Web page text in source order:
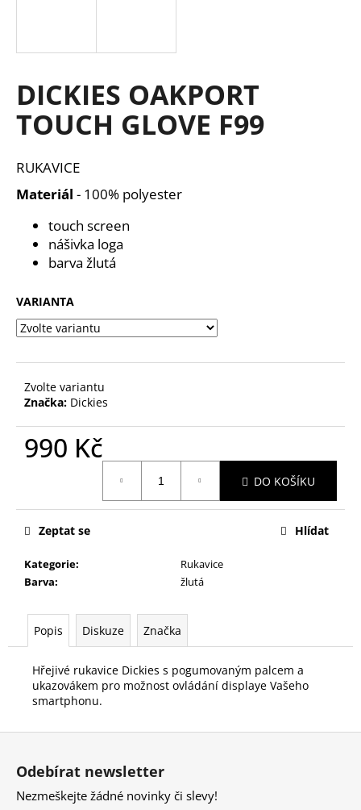
DICKIES OAKPORT
TOUCH GLOVE F99
RUKAVICE
Materiál - 100% polyester
touch screen
nášivka loga
barva žlutá
VARIANTA
Zvolte variantu
Značka: Dickies
990 Kč
DO KOŠÍKU
Kategorie:
Rukavice
Barva: žlutá
Zeptat se Hlídat
Popis Diskuze Značka
Hřejivé rukavice Dickies s pogumovaným palcem a
ukazovákem pro možnost ovládání displaye Vašeho
smartphonu.
í
t
?
HLEDAT
p
o
r
č
u
m
e
Odebírat newsletter
Nezmeškejte žádné novinky či slevy!